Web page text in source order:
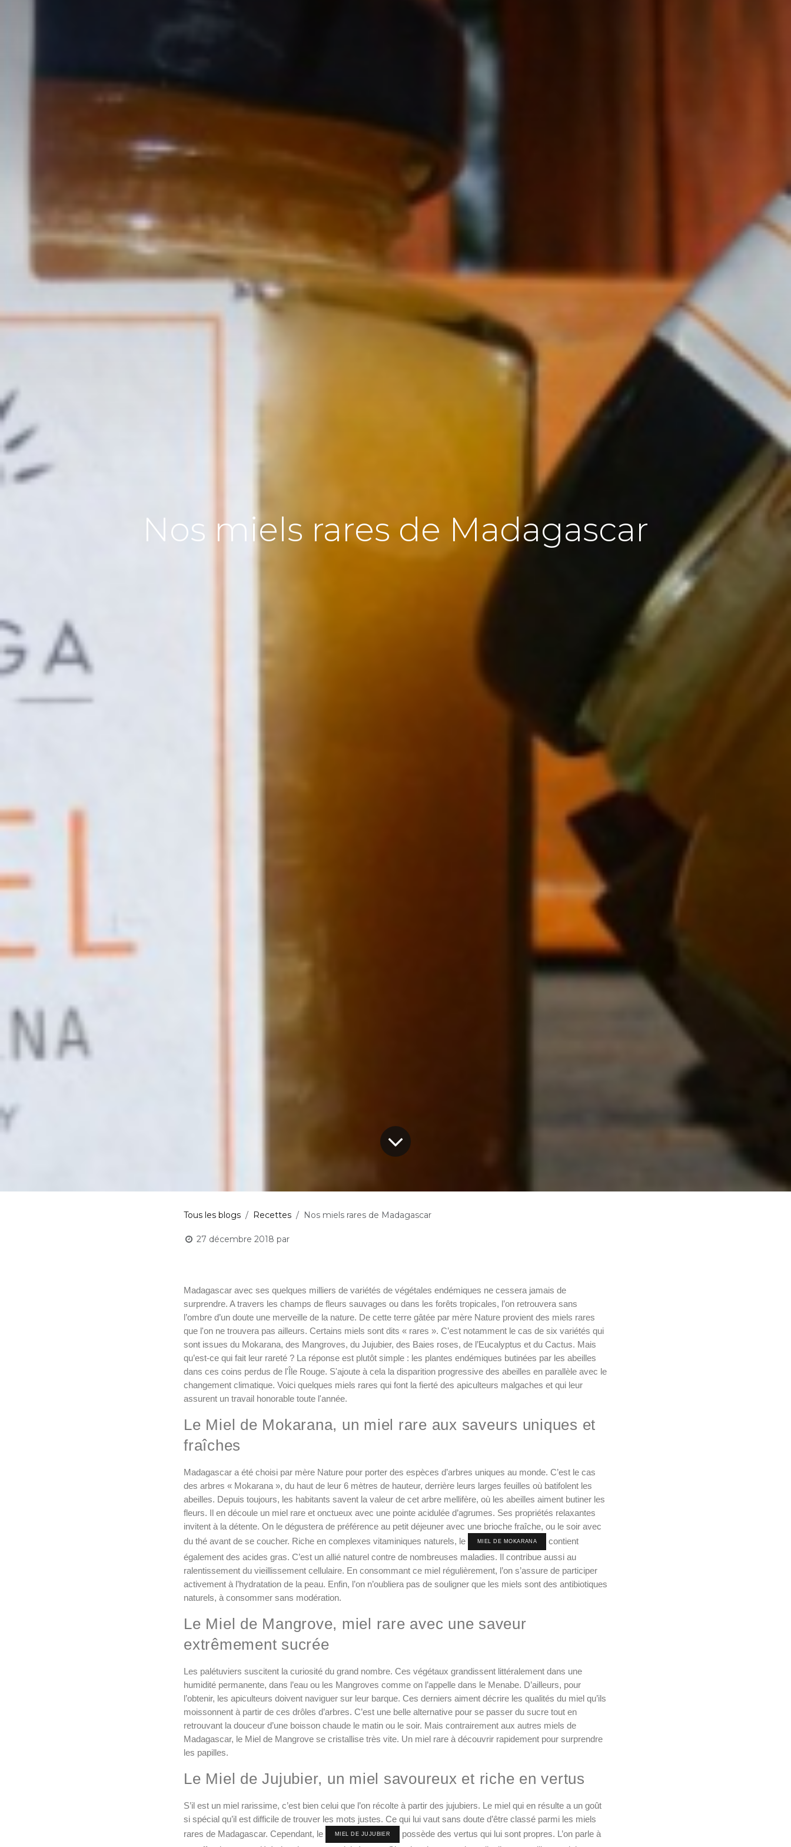
Nos miels rares de Madagascar
Tous les blogs Recettes Nos miels rares de Madagascar
27 décembre 2018 par
Madagascar avec ses quelques milliers de variétés de végétales endémiques ne cessera jamais de
surprendre. A travers les champs de fleurs sauvages ou dans les forêts tropicales, l’on retrouvera sans
l’ombre d’un doute une merveille de la nature. De cette terre gâtée par mère Nature provient des miels rares
que l'on ne trouvera pas ailleurs. Certains miels sont dits « rares ». C’est notamment le cas de six variétés qui
sont issues du Mokarana, des Mangroves, du Jujubier, des Baies roses, de l’Eucalyptus et du Cactus. Mais
qu’est-ce qui fait leur rareté ? La réponse est plutôt simple : les plantes endémiques butinées par les abeilles
dans ces coins perdus de l'Île Rouge. S'ajoute à cela la disparition progressive des abeilles en parallèle avec le
changement climatique. Voici quelques miels rares qui font la fierté des apiculteurs malgaches et qui leur
assurent un travail honorable toute l'année.
Le Miel de Mokarana, un miel rare aux saveurs uniques et
fraîches
Madagascar a été choisi par mère Nature pour porter des espèces d’arbres uniques au monde. C’est le cas
des arbres « Mokarana », du haut de leur 6 mètres de hauteur, derrière leurs larges feuilles où batifolent les
abeilles. Depuis toujours, les habitants savent la valeur de cet arbre mellifère, où les abeilles aiment butiner les
fleurs. Il en découle un miel rare et onctueux avec une pointe acidulée d’agrumes. Ses propriétés relaxantes
invitent à la détente. On le dégustera de préférence au petit déjeuner avec une brioche fraîche, ou le soir avec
du thé avant de se coucher. Riche en complexes vitaminiques naturels, le
MIEL DE MOKARANA
contient
également des acides gras. C’est un allié naturel contre de nombreuses maladies. Il contribue aussi au
ralentissement du vieillissement cellulaire. En consommant ce miel régulièrement, l’on s’assure de participer
activement à l’hydratation de la peau. Enfin, l’on n’oubliera pas de souligner que les miels sont des antibiotiques
naturels, à consommer sans modération.
Le Miel de Mangrove, miel rare avec une saveur
extrêmement sucrée
Les palétuviers suscitent la curiosité du grand nombre. Ces végétaux grandissent littéralement dans une
humidité permanente, dans l’eau ou les Mangroves comme on l’appelle dans le Menabe. D’ailleurs, pour
l’obtenir, les apiculteurs doivent naviguer sur leur barque. Ces derniers aiment décrire les qualités du miel qu’ils
moissonnent à partir de ces drôles d’arbres. C’est une belle alternative pour se passer du sucre tout en
retrouvant la douceur d’une boisson chaude le matin ou le soir. Mais contrairement aux autres miels de
Madagascar, le Miel de Mangrove se cristallise très vite. Un miel rare à découvrir rapidement pour surprendre
les papilles.
Le Miel de Jujubier, un miel savoureux et riche en vertus
S’il est un miel rarissime, c’est bien celui que l’on récolte à partir des jujubiers. Le miel qui en résulte a un goût
si spécial qu’il est difficile de trouver les mots justes. Ce qui lui vaut sans doute d’être classé parmi les miels
rares de Madagascar. Cependant, le
MIEL DE JUJUBIER
possède des vertus qui lui sont propres. L’on parle à